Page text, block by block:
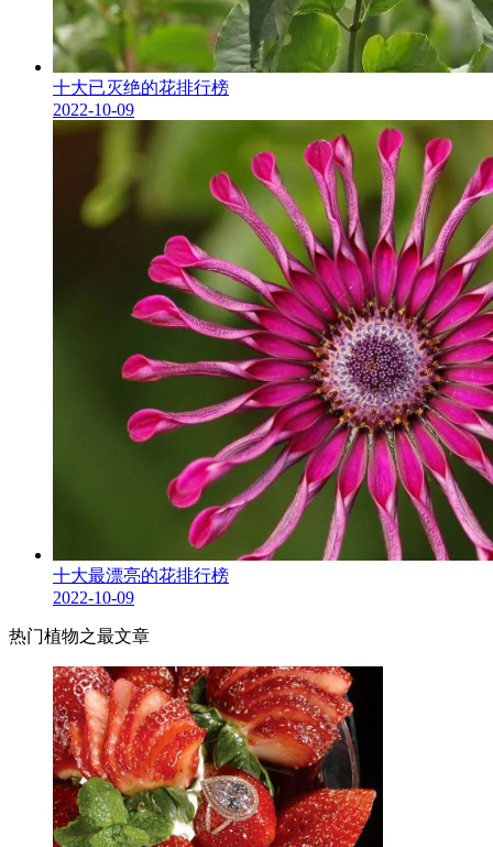
十大已灭绝的花排行榜
2022-10-09
十大最漂亮的花排行榜
2022-10-09
热门植物之最文章